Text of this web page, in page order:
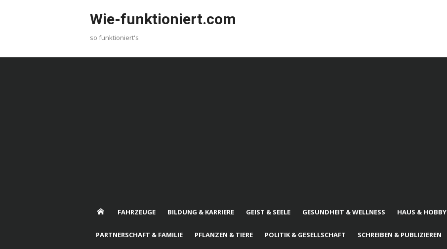
Wie-funktioniert.com
so funktioniert's
FAHRZEUGE BILDUNG & KARRIERE GEIST & SEELE GESUNDHEIT & WELLNESS HAUS & HOBBY
PARTNERSCHAFT & FAMILIE PFLANZEN & TIERE POLITIK & GESELLSCHAFT SCHREIBEN & PUBLIZIEREN